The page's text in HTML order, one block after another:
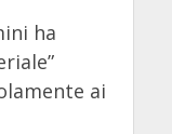
ha
ai